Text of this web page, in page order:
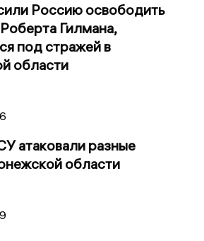
Россию освободить
Гилмана,
под стражей в
области
атаковали разные
области